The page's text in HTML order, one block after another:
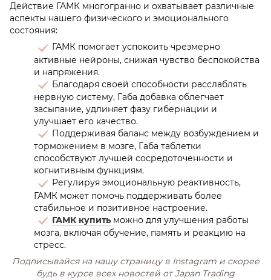
Действие ГАМК многогранно и охватывает различные
аспекты нашего физического и эмоционального
состояния:
ГАМК помогает успокоить чрезмерно
активные нейроны, снижая чувство беспокойства
и напряжения.
Благодаря своей способности расслаблять
нервную систему, Габа добавка облегчает
засыпание, удлиняет фазу гибернации и
улучшает его качество.
Поддерживая баланс между возбуждением и
торможением в мозге, Габа таблетки
способствуют лучшей сосредоточенности и
когнитивным функциям.
Регулируя эмоциональную реактивность,
ГАМК может помочь поддерживать более
стабильное и позитивное настроение.
ГАМК купить можно для улучшения работы
мозга, включая обучение, память и реакцию на
стресс.
Подписывайся на нашу страницу в Іnstagram и скорее
будь в курсе всех новостей от Japan Trading